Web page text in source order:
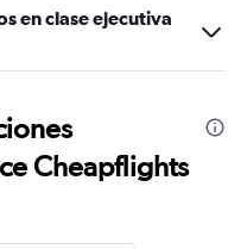
en clase ejecutiva
Cheapflights